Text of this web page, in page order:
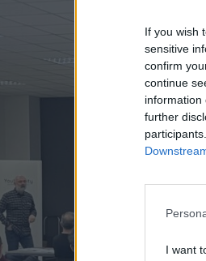
If you wish
sensitive
confirm
continue
information
further
I want